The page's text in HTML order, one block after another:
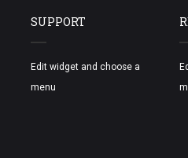
SUPPORT
Edit widget and choose a
menu